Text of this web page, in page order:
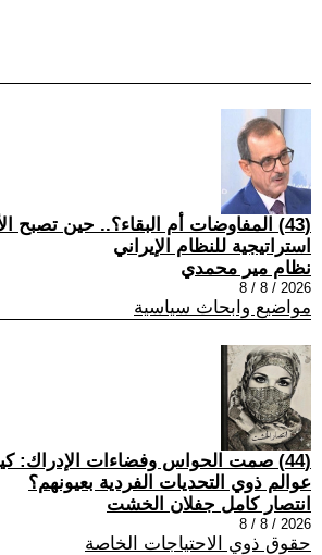
(43) المفاوضات أم البقاء؟.. حين تصبح
استراتيجية للنظام الإيراني
نظام مير محمدي
2026 / 8 / 8
مواضيع وابحاث سياسية
(44) صمت الحواس وفضاءات الإدراك:
عوالم ذوي التحديات الفردية بعيونهم؟
انتصار كامل جفلان الخشت
2026 / 8 / 8
حقوق ذوي الاحتياجات الخاصة